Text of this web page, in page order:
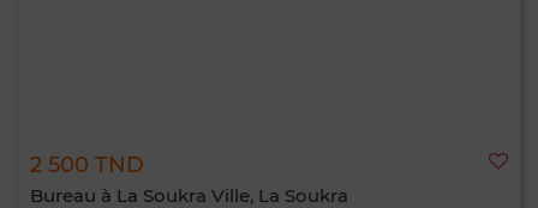
2 500 TND
Bureau à La Soukra Ville, La Soukra